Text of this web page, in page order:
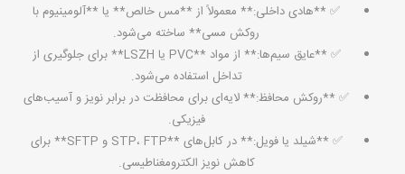
✅ **هادی داخلی:** معمولاً از **مس خالص** یا **آلومینیوم با
روکش مسی** ساخته می‌شود.
✅ **عایق سیم‌ها:** از مواد **PVC یا LSZH** برای جلوگیری از
تداخل استفاده می‌شود.
✅ **روکش محافظ:** لایه‌ای برای محافظت در برابر نویز و آسیب‌های
فیزیکی.
✅ **شیلد یا فویل:** در کابل‌های **STP، FTP و SFTP** برای
کاهش نویز الکترومغناطیسی.